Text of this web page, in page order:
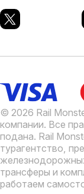
© 2026 Rail
компании. Все
подана. Rail
турагентство,
трансферы и
работаем